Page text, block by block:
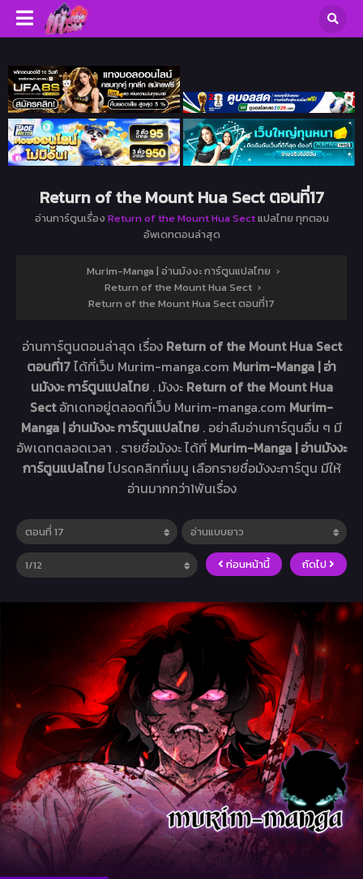
Return of the Mount Hua Sect ตอนที่17
อ่านการ์ตูนเรื่อง Return of the Mount Hua Sectแปลไทย ทุกตอน
อัพเดทตอนล่าสุด
Murim-Manga | อ่านมังงะ การ์ตูนแปลไทย ›
Return of the Mount Hua Sect ›
Return of the Mount Hua Sect ตอนที่17
อ่านการ์ตูนตอนล่าสุด เรื่อง Return of the Mount Hua Sect
ตอนที่17ได้ที่เว็บ Murim-manga.com Murim-Manga | อ่า
นมังงะ การ์ตูนแปลไทย . มังงะ Return of the Mount Hua
Sectอัทเดทอยู่ตลอดที่เว็บ Murim-manga.com Murim-
Manga | อ่านมังงะ การ์ตูนแปลไทย . อย่าลืมอ่านการ์ตูนอื่น ๆ มี
อัพเดทตลอดเวลา . รายชื่อมังงะ ได้ที่ Murim-Manga | อ่านมังงะ
การ์ตูนแปลไทยโปรดคลิกที่เมนู เลือกรายชื่อมังงะการ์ตูน มีให้
อ่านมากกว่า1พันเรื่อง
ก่อนหน้านี้ ถัดไป